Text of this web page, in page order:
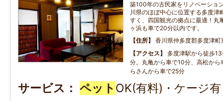
築100年の古民家をリノベーショ
川県のほぼ中心に位置する多度津
すく、四国観光の拠点に最適！丸
ヶ浜も車で20分以内です。
住所
香川県仲多度郡多度津町
アクセス
多度津駅から徒歩
分。丸亀から車で10分、高松か
らさんから車で25分
サービス ペット OK(有料)・ケージ